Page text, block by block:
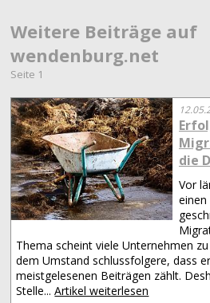
Weitere Beiträge auf
wendenburg.net
Seite 1
die
Vor
Thema scheint viele Unternehmen
dem Umstand schlussfolgere, dass
meistgelesenen Beiträgen zählt.
Stelle...Artikel weiterlesen